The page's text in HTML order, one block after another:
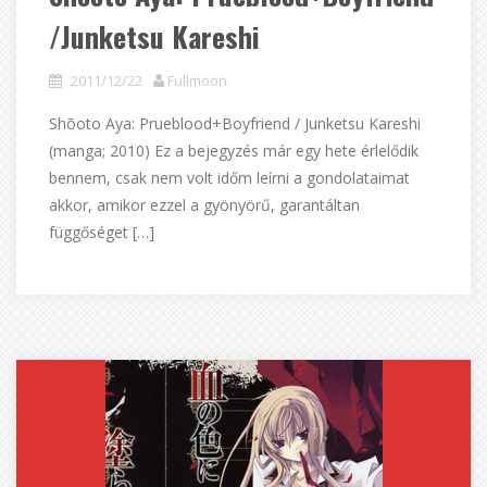
/Junketsu Kareshi
2011/12/22 Fullmoon
Shōoto Aya: Prueblood+Boyfriend / Junketsu Kareshi
(manga; 2010) Ez a bejegyzés már egy hete érlelődik
bennem, csak nem volt időm leírni a gondolataimat
akkor, amikor ezzel a gyönyörű, garantáltan
függőséget […]